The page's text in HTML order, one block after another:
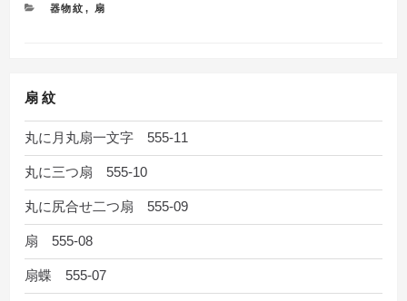
カ
器物紋 , 扇
扇 紋
丸に月丸扇一文字 555-11
丸に三つ扇 555-10
丸に尻合せ二つ扇 555-09
扇 555-08
扇蝶 555-07